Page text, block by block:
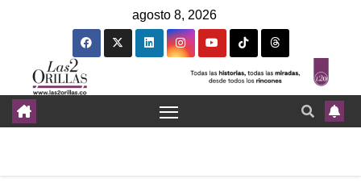
agosto 8, 2026